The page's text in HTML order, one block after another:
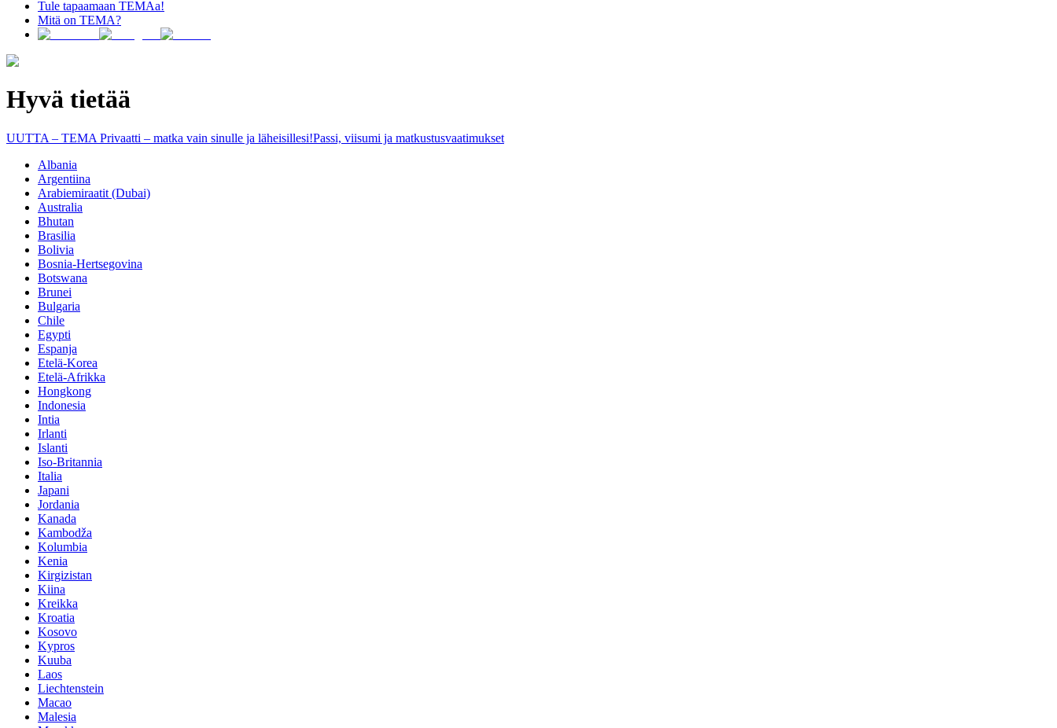
Tule tapaamaan TEMAa!
Mitä on TEMA?
Hyvä tietää
UUTTA – TEMA Privaatti – matka vain sinulle ja läheisillesi!Passi, viisumi ja matkustusvaatimukset
Albania
Argentiina
Arabiemiraatit (Dubai)
Australia
Bhutan
Brasilia
Bolivia
Bosnia-Hertsegovina
Botswana
Brunei
Bulgaria
Chile
Egypti
Espanja
Etelä-Korea
Etelä-Afrikka
Hongkong
Indonesia
Intia
Irlanti
Islanti
Iso-Britannia
Italia
Japani
Jordania
Kanada
Kambodža
Kolumbia
Kenia
Kirgizistan
Kiina
Kreikka
Kroatia
Kosovo
Kypros
Kuuba
Laos
Liechtenstein
Macao
Malesia